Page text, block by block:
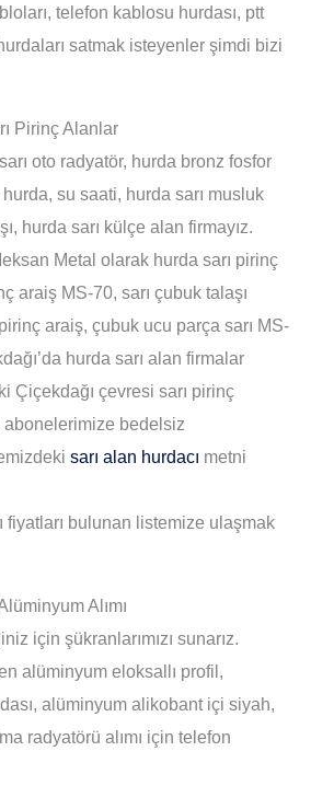
telefon kablosu hurdası, ptt
satmak isteyenler şimdi bizi
Pirinç Alanlar
oto radyatör, hurda bronz fosfor
hurda, su saati, hurda sarı musluk
hurda sarı külçe alan firmayız.
Metal olarak hurda sarı pirinç
araiş MS-70, sarı çubuk talaşı
araiş, çubuk ucu parça sarı MS-
hurda sarı alan firmalar
Çiçekdağı çevresi sarı pirinç
abonelerimize bedelsiz
sarı alan hurdacı metni
fiyatları bulunan listemize ulaşmak
Alımı
için şükranlarımızı sunarız.
alüminyum eloksallı profil,
alüminyum alikobant içi siyah,
radyatörü alımı için telefon